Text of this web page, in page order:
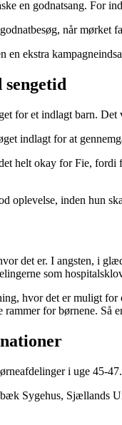
en godnatsang. For
når mørket
ekstra
for et indlagt barn. Det
indlagt for at
helt okay for Fie,
oplevelse, inden hun
det er. I angsten, i
som
hvor det er muligt
rammer for børnene.
i uge 45-47.
Sygehus, Sjællands